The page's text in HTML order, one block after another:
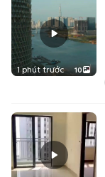
1 phút trước 10